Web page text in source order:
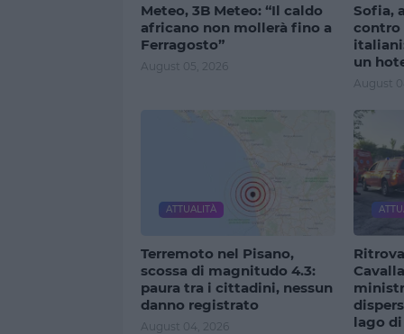
Meteo, 3B Meteo: “Il caldo
africano non mollerà fino a
Ferragosto”
August 05, 2026
Sofia,
contro
un
August
ATTUALITÀ
Terremoto nel Pisano,
scossa di magnitudo 4.3:
paura tra i cittadini, nessun
danno registrato
August 04, 2026
lago